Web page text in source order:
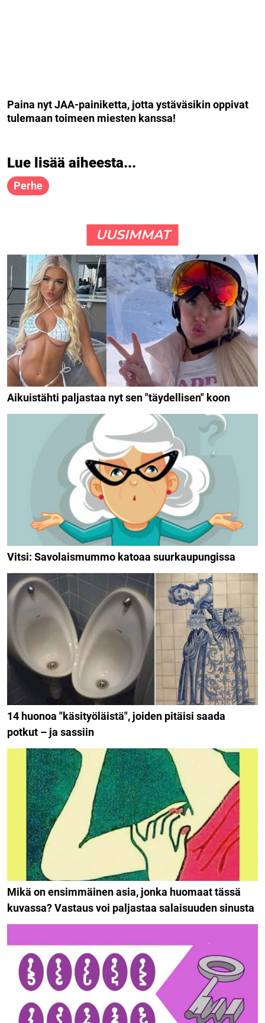
Paina nyt JAA-painiketta, jotta ystäväsikin oppivat
tulemaan toimeen miesten kanssa!
Lue lisää aiheesta...
Perhe
UUSIMMAT
Aikuistähti paljastaa nyt sen "täydellisen" koon
Vitsi: Savolaismummo katoaa suurkaupungissa
14 huonoa "käsityöläistä", joiden pitäisi saada
potkut – ja sassiin
Mikä on ensimmäinen asia, jonka huomaat tässä
kuvassa? Vastaus voi paljastaa salaisuuden sinusta